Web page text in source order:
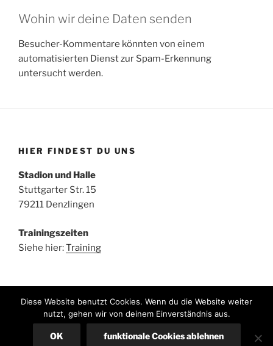
Wohin wir deine Daten senden
Besucher-Kommentare könnten von einem
automatisierten Dienst zur Spam-Erkennung
untersucht werden.
HIER FINDEST DU UNS
Stadion und Halle
Stuttgarter Str. 15
79211 Denzlingen
Trainingszeiten
Siehe hier:Training
Instagram
E-
Mail
Diese Website benutzt Cookies. Wenn du die Website weiter
nutzt, gehen wir von deinem Einverständnis aus.
OK funktionale Cookies ablehnen